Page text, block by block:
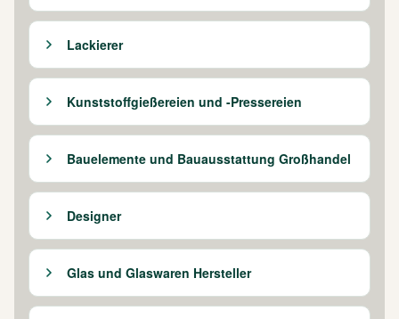
Lackierer
Kunststoffgießereien und -Pressereien
Bauelemente und Bauausstattung Großhandel
Designer
Glas und Glaswaren Hersteller